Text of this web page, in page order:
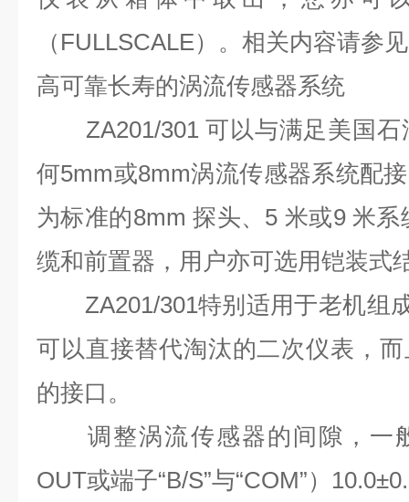
（FULLSCALE）。相关内容请参
高可靠长寿的涡流传感器系统
ZA201/301 可以与满足美国石
何5mm或8mm涡流传感器系统配
为标准的8mm 探头、5 米或9 米
缆和前置器，用户亦可选用铠装式
ZA201/301特别适用于老机组
可以直接替代淘汰的二次仪表，
的接口。
调整涡流传感器的间隙，一
OUT或端子“B/S”与“COM”）